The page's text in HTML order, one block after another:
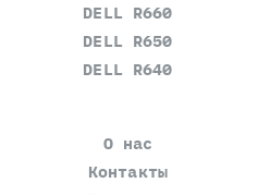
DELL R660
DELL R650
DELL R640
О нас
Контакты